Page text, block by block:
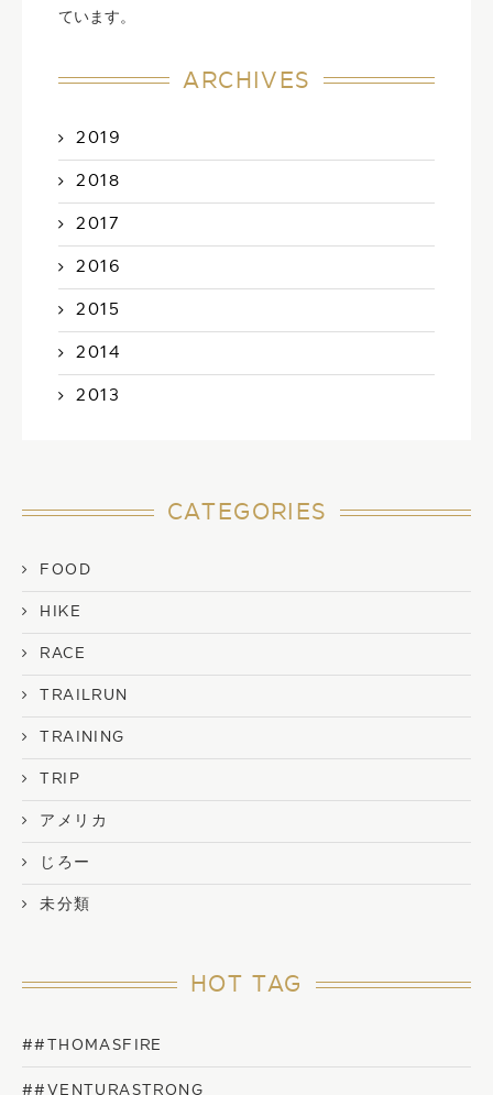
ています。
ARCHIVES
2019
2018
2017
2016
2015
2014
2013
CATEGORIES
FOOD
HIKE
RACE
TRAILRUN
TRAINING
TRIP
アメリカ
じろー
未分類
HOT TAG
##THOMASFIRE
##VENTURASTRONG